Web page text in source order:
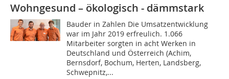
Wohngesund – ökologisch - dämmstark
Bauder in Zahlen Die Umsatzentwicklung
war im Jahr 2019 erfreulich. 1.066
Mitarbeiter sorgten in acht Werken in
Deutschland und Österreich (Achim,
Bernsdorf, Bochum, Herten, Landsberg,
Schwepnitz,...